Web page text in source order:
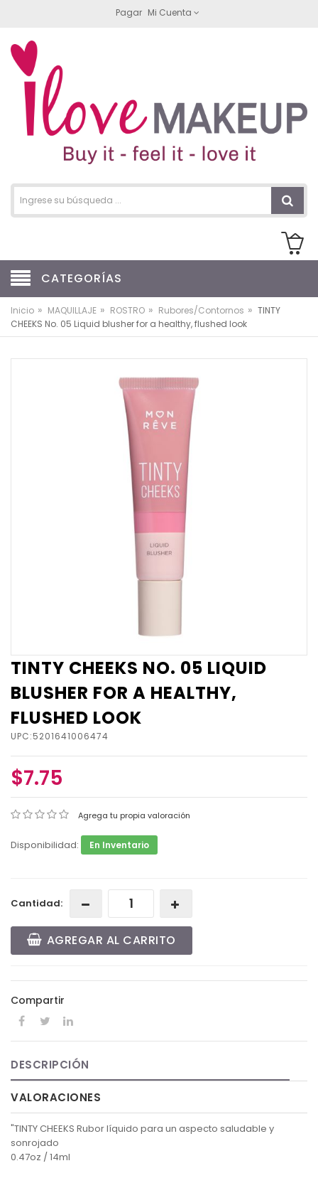
Pagar Mi Cuenta
CATEGORÍAS
Inicio » MAQUILLAJE » ROSTRO » Rubores/Contornos » TINTY
CHEEKS No. 05 Liquid blusher for a healthy, flushed look
TINTY CHEEKS NO. 05 LIQUID
BLUSHER FOR A HEALTHY,
FLUSHED LOOK
UPC:5201641006474
$7.75
Agrega tu propia valoración
Disponibilidad: En Inventario
Cantidad:
AGREGAR AL CARRITO
Compartir
DESCRIPCIÓN
VALORACIONES
"TINTY CHEEKS Rubor líquido para un aspecto saludable y
sonrojado
0.47oz / 14ml